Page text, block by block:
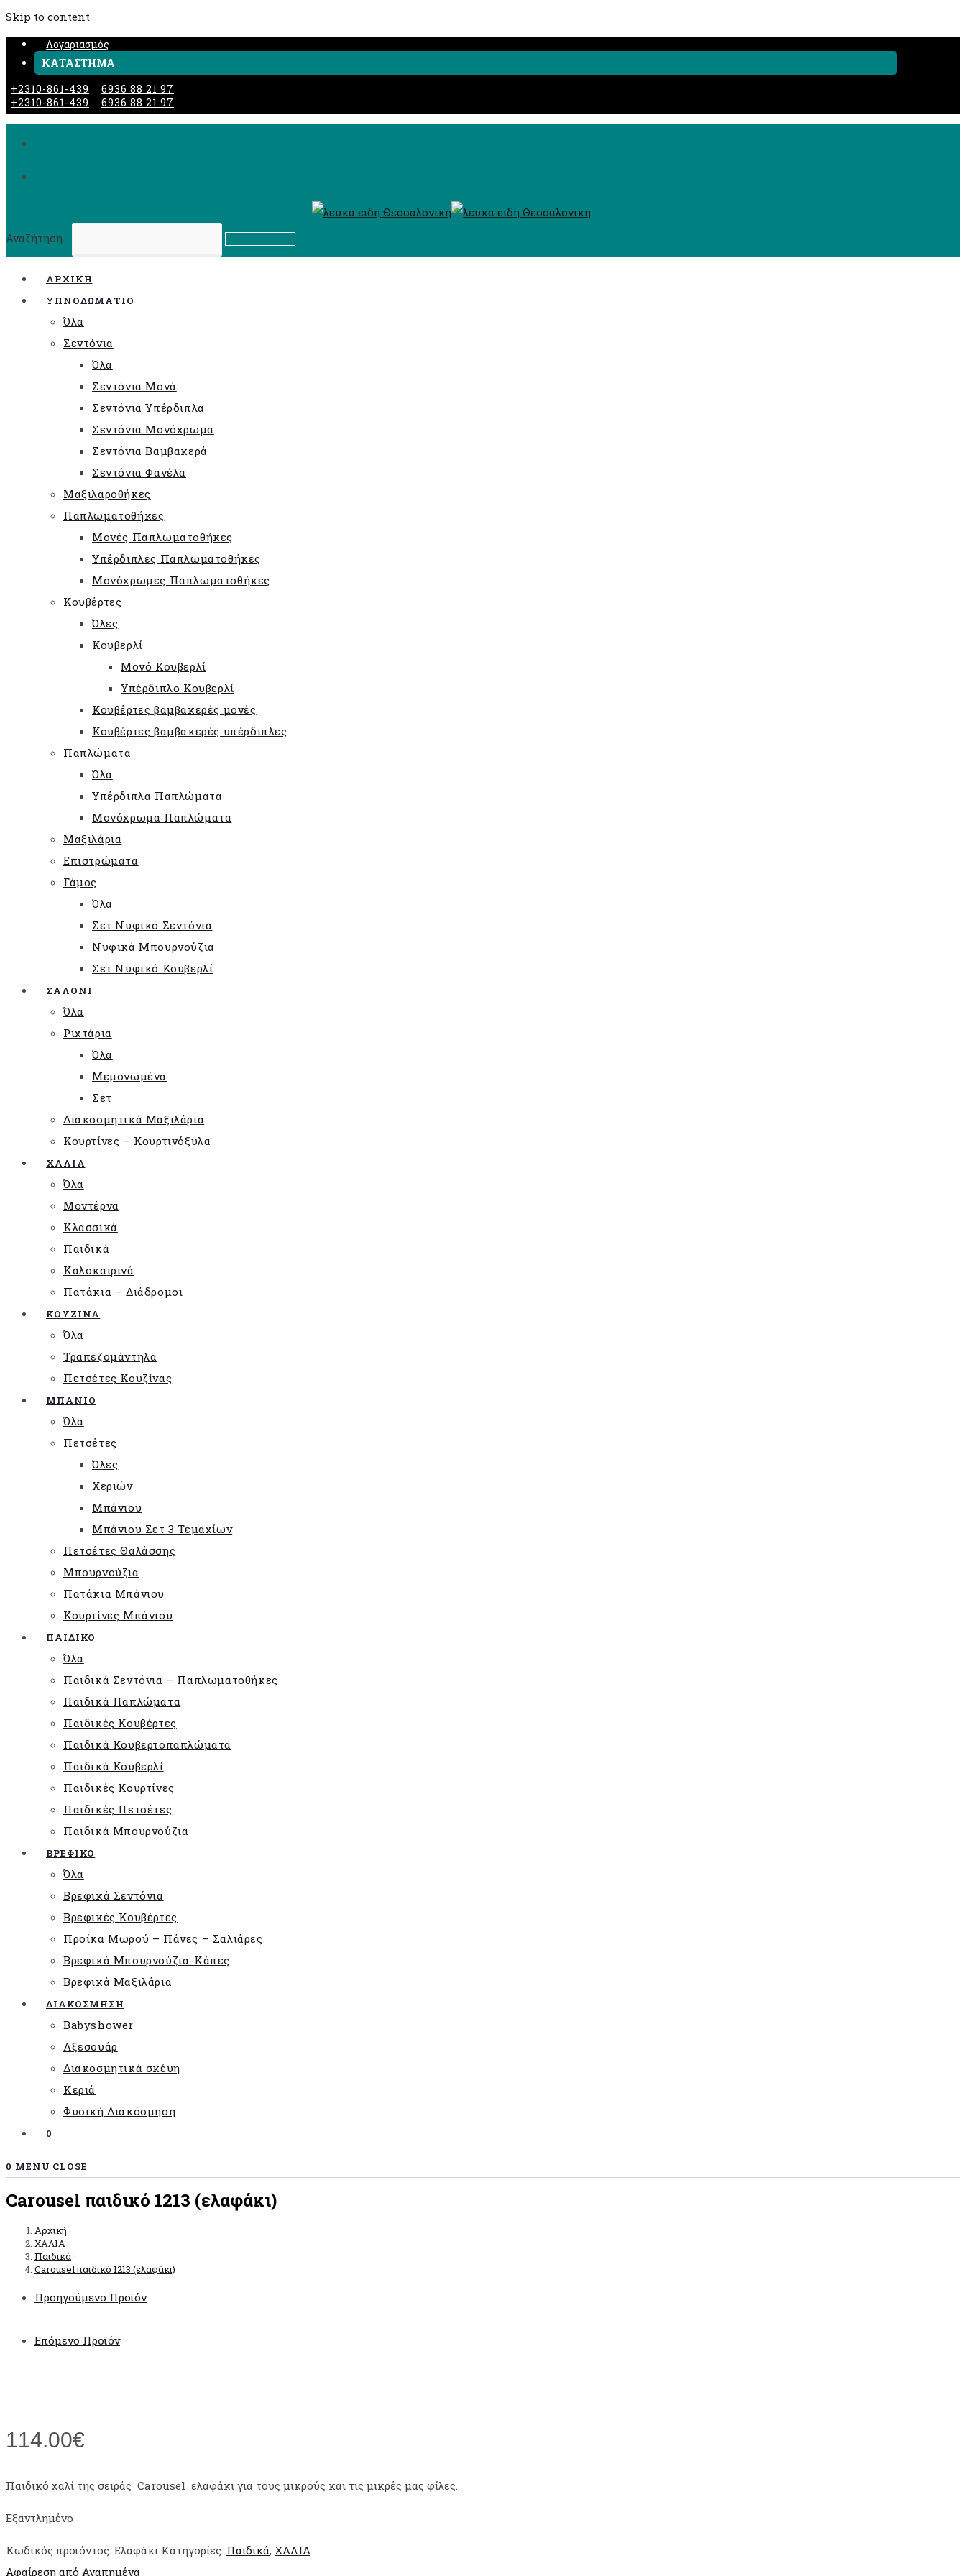
Skip to content
Λογαριασμός
ΚΑΤΑΣΤΗΜΑ
+2310-861-439
6936 88 21 97
+2310-861-439
6936 88 21 97
Αναζήτηση...
ΑΡΧΙΚΉ
ΥΠΝΟΔΩΜΑΤΙΟ
Όλα
Σεντόνια
Όλα
Σεντόνια Μονά
Σεντόνια Υπέρδιπλα
Σεντόνια Μονόχρωμα
Σεντόνια Βαμβακερά
Σεντόνια Φανέλα
Μαξιλαροθήκες
Παπλωματοθήκες
Μονές Παπλωματοθήκες
Υπέρδιπλες Παπλωματοθήκες
Μονόχρωμες Παπλωματοθήκες
Κουβέρτες
Όλες
Κουβερλί
Μονό Κουβερλί
Υπέρδιπλο Κουβερλί
Κουβέρτες βαμβακερές μονές
Κουβέρτες βαμβακερές υπέρδιπλες
Παπλώματα
Όλα
Υπέρδιπλα Παπλώματα
Μονόχρωμα Παπλώματα
Μαξιλάρια
Επιστρώματα
Γάμος
Όλα
Σετ Νυφικό Σεντόνια
Νυφικά Μπουρνούζια
Σετ Νυφικό Κουβερλί
ΣΑΛΟΝΙ
Όλα
Ριχτάρια
Όλα
Μεμονωμένα
Σετ
Διακοσμητικά Μαξιλάρια
Κουρτίνες – Κουρτινόξυλα
ΧΑΛΙΑ
Όλα
Μοντέρνα
Κλασσικά
Παιδικά
Καλοκαιρινά
Πατάκια – Διάδρομοι
ΚΟΥΖΙΝΑ
Όλα
Τραπεζομάντηλα
Πετσέτες Κουζίνας
ΜΠΑΝΙΟ
Όλα
Πετσέτες
Όλες
Χεριών
Μπάνιου
Μπάνιου Σετ 3 Τεμαχίων
Πετσέτες Θαλάσσης
Μπουρνούζια
Πατάκια Μπάνιου
Κουρτίνες Μπάνιου
ΠΑΙΔΙΚΟ
Όλα
Παιδικά Σεντόνια – Παπλωματοθήκες
Παιδικά Παπλώματα
Παιδικές Κουβέρτες
Παιδικά Κουβερτοπαπλώματα
Παιδικά Κουβερλί
Παιδικές Κουρτίνες
Παιδικές Πετσέτες
Παιδικά Μπουρνούζια
ΒΡΕΦΙΚΟ
Όλα
Βρεφικά Σεντόνια
Βρεφικές Κουβέρτες
Προίκα Μωρού – Πάνες – Σαλιάρες
Βρεφικά Μπουρνούζια-Κάπες
Βρεφικά Μαξιλάρια
ΔΙΑΚΟΣΜΗΣΗ
Babyshower
Αξεσουάρ
Διακοσμητικά σκέυη
Κεριά
Φυσική Διακόσμηση
0
0 MENU CLOSE
Carousel παιδικό 1213 (ελαφάκι)
Αρχική
ΧΑΛΙΑ
Παιδικά
Carousel παιδικό 1213 (ελαφάκι)
Προηγούμενο Προϊόν
Επόμενο Προϊόν
114.00€
Παιδικό χαλί της σειράς Carousel ελαφάκι για τους μικρούς και τις μικρές μας φίλες.
Εξαντλημένο
Κωδικός προϊόντος: Ελαφάκι Κατηγορίες: Παιδικά, ΧΑΛΙΑ
Αφαίρεση από Αγαπημένα